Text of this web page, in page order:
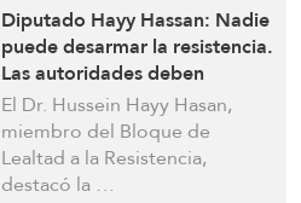
Diputado Hayy Hassan: Nadie
puede desarmar la resistencia.
Las autoridades deben
garantizar la retirada total de
Israel del Líbano
El Dr. Hussein Hayy Hasan,
miembro del Bloque de
Lealtad a la Resistencia,
destacó la …